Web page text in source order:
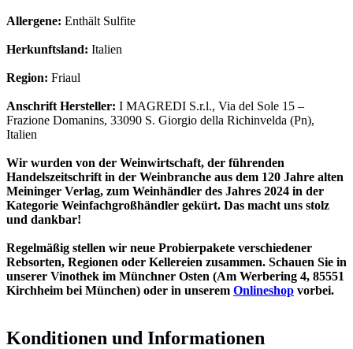
Allergene: Enthält Sulfite
Herkunftsland: Italien
Region: Friaul
Anschrift Hersteller: I MAGREDI S.r.l., Via del Sole 15 –
Frazione Domanins, 33090 S. Giorgio della Richinvelda (Pn),
Italien
Wir wurden von der Weinwirtschaft, der führenden
Handelszeitschrift in der Weinbranche aus dem 120 Jahre alten
Meininger Verlag, zum Weinhändler des Jahres 2024 in der
Kategorie Weinfachgroßhändler gekürt. Das macht uns stolz
und dankbar!
Regelmäßig stellen wir neue Probierpakete verschiedener
Rebsorten, Regionen oder Kellereien zusammen. Schauen Sie in
unserer Vinothek im Münchner Osten (Am Werbering 4, 85551
Kirchheim bei München) oder in unserem Onlineshop vorbei.
Konditionen und Informationen